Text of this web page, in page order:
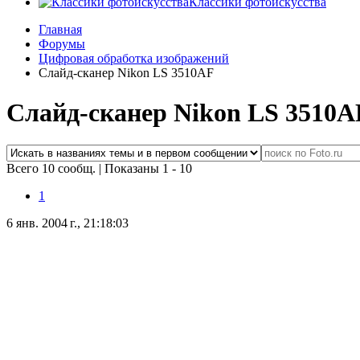
Главная
Форумы
Цифровая обработка изображений
Слайд-сканер Nikon LS 3510AF
Слайд-сканер Nikon LS
Всего 10 сообщ. | Показаны 1 - 10
1
6 янв. 2004 г., 21:18:03